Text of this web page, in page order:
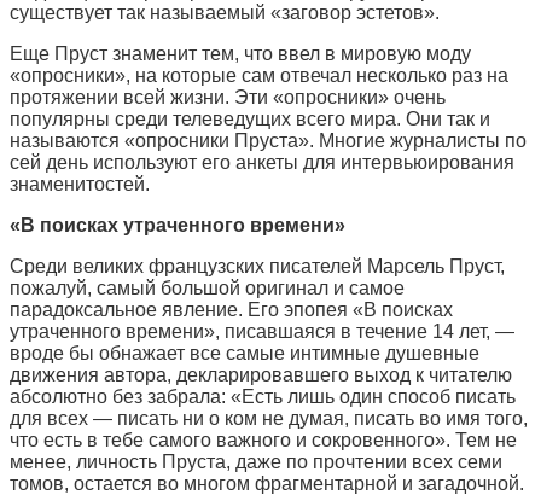
существует так называемый «заговор эстетов».
Еще Пруст знаменит тем, что ввел в мировую моду
«опросники», на которые сам отвечал несколько раз на
протяжении всей жизни. Эти «опросники» очень
популярны среди телеведущих всего мира. Они так и
называются «опросники Пруста». Многие журналисты по
сей день используют его анкеты для интервьюирования
знаменитостей.
«В поисках утраченного времени»
Среди великих французских писателей Марсель Пруст,
пожалуй, самый большой оригинал и самое
парадоксальное явление. Его эпопея «В поисках
утраченного времени», писавшаяся в течение 14 лет, —
вроде бы обнажает все самые интимные душевные
движения автора, декларировавшего выход к читателю
абсолютно без забрала: «Есть лишь один способ писать
для всех — писать ни о ком не думая, писать во имя того,
что есть в тебе самого важного и сокровенного». Тем не
менее, личность Пруста, даже по прочтении всех семи
томов, остается во многом фрагментарной и загадочной.